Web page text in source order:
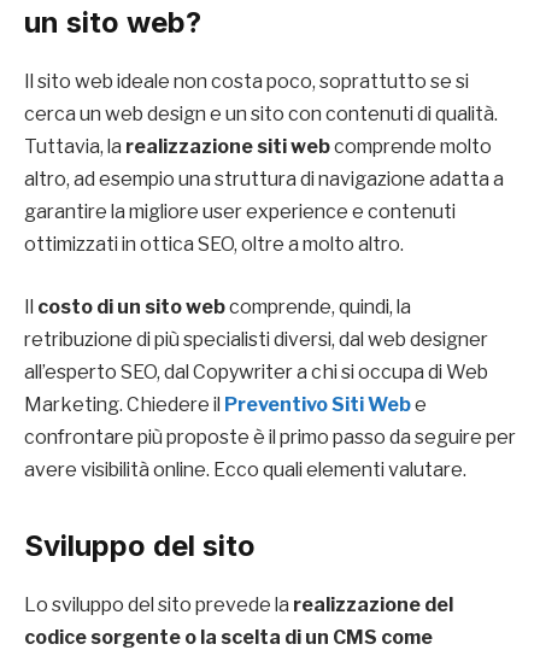
un sito web?
Il sito web ideale non costa poco, soprattutto se si
cerca un web design e un sito con contenuti di qualità.
Tuttavia, la realizzazione siti webcomprende molto
altro, ad esempio una struttura di navigazione adatta a
garantire la migliore user experience e contenuti
ottimizzati in ottica SEO, oltre a molto altro.
Il costo di un sito webcomprende, quindi, la
retribuzione di più specialisti diversi, dal web designer
all’esperto SEO, dal Copywriter a chi si occupa di Web
Marketing. Chiedere il Preventivo Siti Webe
confrontare più proposte è il primo passo da seguire per
avere visibilità online. Ecco quali elementi valutare.
Sviluppo del sito
Lo sviluppo del sito prevede la realizzazione del
codice sorgente o la scelta di un CMS come